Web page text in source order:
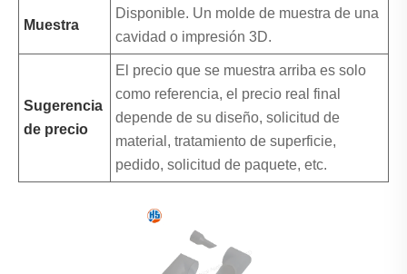
Muestra
Disponible. Un molde de muestra de una
cavidad o impresión 3D.
Sugerencia
de precio
El precio que se muestra arriba es solo
como referencia, el precio real final
depende de su diseño, solicitud de
material, tratamiento de superficie,
pedido, solicitud de paquete, etc.